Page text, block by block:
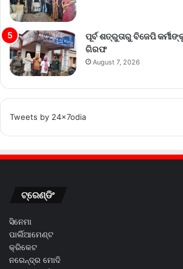
ପୂର୍ବ ଶତ୍ରୁତାରୁ ବିଜେପି
ଗିରଫ
August 7, 2026
Tweets by 24x7odia
ଟ୍ରେଣ୍ଡିଂ
ସିନେମା
ପାର୍ଲିଆମେଣ୍ଟ
କ୍ରିକେଟ
ନରେନ୍ଦ୍ର ମୋଦି